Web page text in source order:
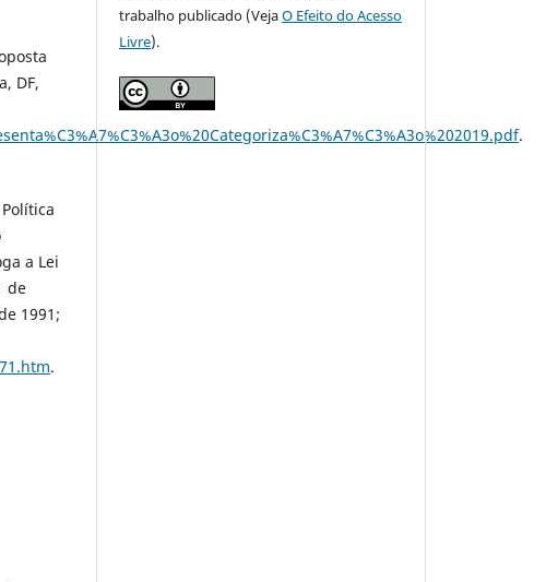
DF,
.
a Lei
de
1991;
.
trabalho publicado (VejaO Efeito do Acesso
Livre).